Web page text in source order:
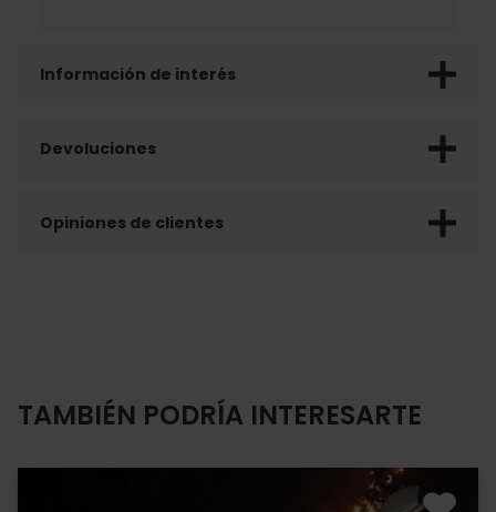
Información de interés
Devoluciones
Opiniones de clientes
TAMBIÉN PODRÍA INTERESARTE